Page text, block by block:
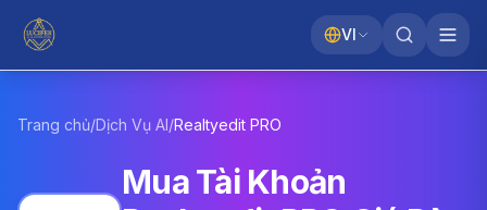
VI
Trang chủ/Dịch Vụ AI/Realtyedit PRO
Mua Tài Khoản